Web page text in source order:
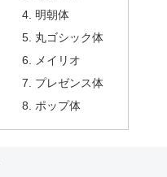
明朝体
丸ゴシック体
メイリオ
プレゼンス体
ポップ体